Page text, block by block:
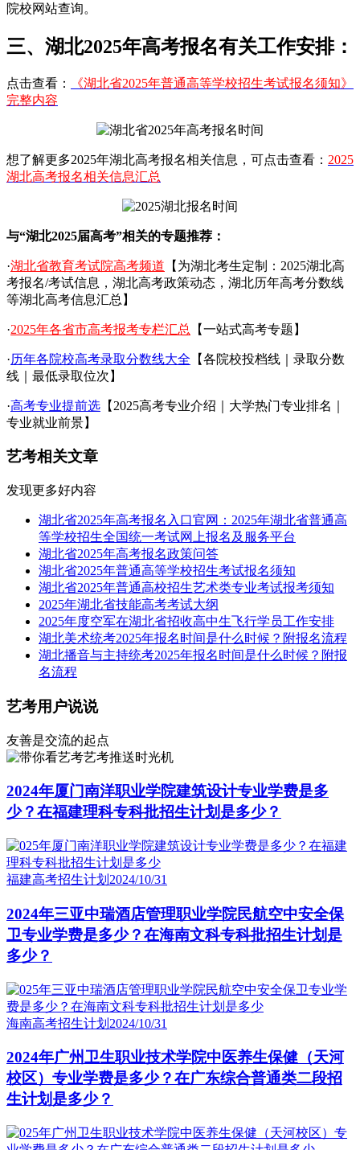
院校网站查询。
三、湖北2025年高考报名有关工作安排：
点击查看：
《湖北省2025年普通高等学校招生考试报名须知》
完整内容
想了解更多2025年湖北高考报名相关信息，可点击查看： 2025
湖北高考报名相关信息汇总
与“湖北2025届高考”相关的专题推荐：
·湖北省教育考试院高考频道 【为湖北考生定制：2025湖北高
考报名/考试信息，湖北高考政策动态，湖北历年高考分数线
等湖北高考信息汇总】
·2025年各省市高考报考专栏汇总 【一站式高考专题】
·历年各院校高考录取分数线大全 【各院校投档线｜录取分数
线｜最低录取位次】
·高考专业提前选 【2025高考专业介绍｜大学热门专业排名｜
专业就业前景】
艺考相关文章
发现更多好内容
湖北省2025年高考报名入口官网：2025年湖北省普通高
等学校招生全国统一考试网上报名及服务平台
湖北省2025年高考报名政策问答
湖北省2025年普通高等学校招生考试报名须知
湖北省2025年普通高校招生艺术类专业考试报考须知
2025年湖北省技能高考考试大纲
2025年度空军在湖北省招收高中生飞行学员工作安排
湖北美术统考2025年报名时间是什么时候？附报名流程
湖北播音与主持统考2025年报名时间是什么时候？附报
名流程
艺考用户说说
友善是交流的起点
艺考推送时光机
2024年厦门南洋职业学院建筑设计专业学费是多
少？在福建理科专科批招生计划是多少？
福建高考招生计划 2024/10/31
2024年三亚中瑞酒店管理职业学院民航空中安全保
卫专业学费是多少？在海南文科专科批招生计划是
多少？
海南高考招生计划 2024/10/31
2024年广州卫生职业技术学院中医养生保健（天河
校区）专业学费是多少？在广东综合普通类二段招
生计划是多少？